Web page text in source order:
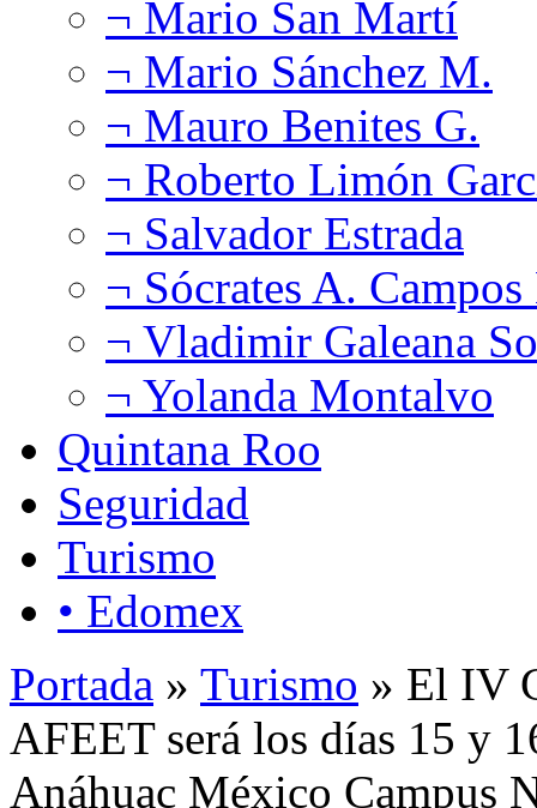
¬ Mario San Martí
¬ Mario Sánchez M.
¬ Mauro Benites G.
¬ Roberto Limón
¬ Salvador Estrada
¬ Sócrates A.
¬ Vladimir Galeana
¬ Yolanda Montalvo
Quintana Roo
Seguridad
Turismo
• Edomex
Portada » Turismo » El IV
AFEET será los días 15 y
Anáhuac México Campus